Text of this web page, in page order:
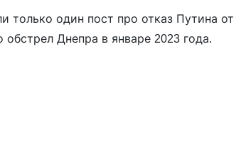
только один пост про отказ Путина от
Днепра в январе 2023 года.